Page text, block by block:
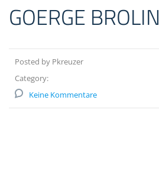
GOERGE BROLIN
Posted by Pkreuzer
Category:
Keine Kommentare